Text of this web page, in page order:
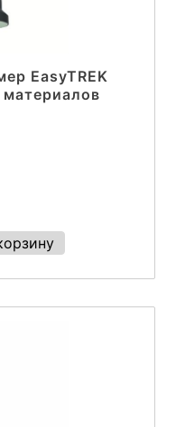
EasyTREK